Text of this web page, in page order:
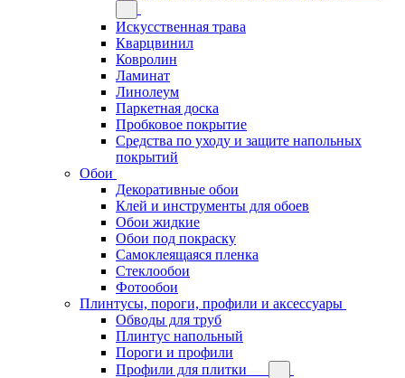
Искусственная трава
Кварцвинил
Ковролин
Ламинат
Линолеум
Паркетная доска
Пробковое покрытие
Средства по уходу и защите напольных
покрытий
Обои
Декоративные обои
Клей и инструменты для обоев
Обои жидкие
Обои под покраску
Самоклеящаяся пленка
Стеклообои
Фотообои
Плинтусы, пороги, профили и аксессуары
Обводы для труб
Плинтус напольный
Пороги и профили
Профили для плитки